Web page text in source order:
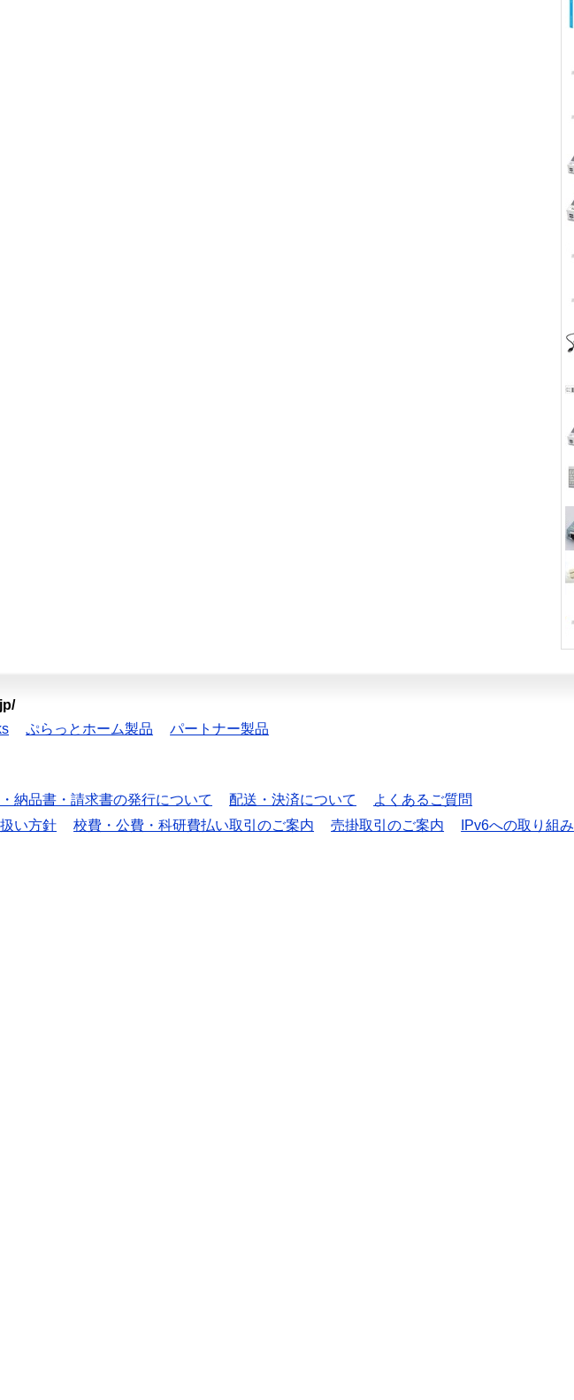
ぷらっとホーム製品 パートナー製品
納品書・請求書の発行について 配送・決済について
よくあるご質問
い方針 校費・公費・科研費払い取引のご案内 売掛取引のご案内
IPv6への取り組み